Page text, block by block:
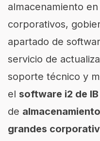
almacenamiento
corporativos,
apartado de
servicio de
soporte técnico y
el software i2 de IB
de
grandes